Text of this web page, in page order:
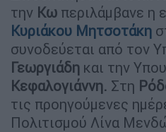
την Κω περιλάμβανε η
Κυριάκου Μητσοτάκη
συνοδεύεται από τον
Γεωργιάδη και την
Κεφαλογιάννη. Στη
τις προηγούμενες
Πολιτισμού Λίνα